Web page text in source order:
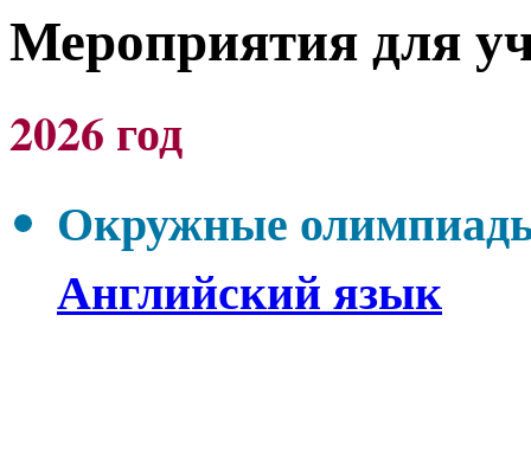
Мероприятия для
2026 год
Окружные
Английский язык